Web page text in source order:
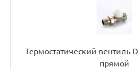
Термостатический вентиль
прямой